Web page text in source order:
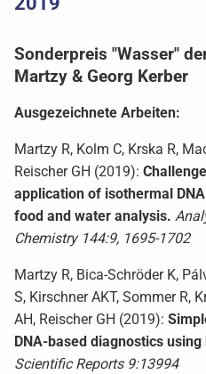
Sonderpreis "Wasser"
Martzy & Georg Kerber
Ausgezeichnete Arbeiten:
Martzy R, Kolm C, Krska R,
Reischer GH (2019):
application of isothermal
food and water analysis.
Chemistry 144:9, 1695-1702
Martzy R, Bica-Schröder K,
S, Kirschner AKT, Sommer R,
AH, Reischer GH (2019):
DNA-based diagnostics
Scientific Reports 9:13994